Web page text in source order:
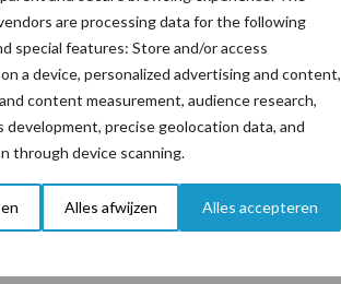
are processing data for the following
special features: Store and/or access
a device, personalized advertising and content,
content measurement, audience research,
development, precise geolocation data, and
through device scanning.
Alles afwijzen Alles accepteren
functies